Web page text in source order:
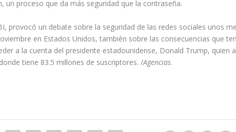
un proceso que da más seguridad que la contraseña.
provocó un debate sobre la seguridad de las redes sociales unos
en Estados Unidos, también sobre las consecuencias que
a la cuenta del presidente estadounidense, Donald Trump, quien
tiene 83.5 millones de suscriptores. /Agencias.